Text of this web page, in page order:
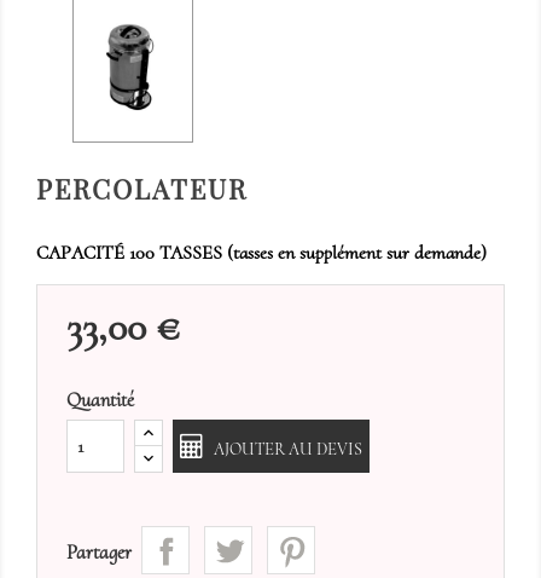
PERCOLATEUR
CAPACITÉ 100 TASSES (tasses en supplément sur demande)
33,00 €
Quantité
AJOUTER AU DEVIS
Partager